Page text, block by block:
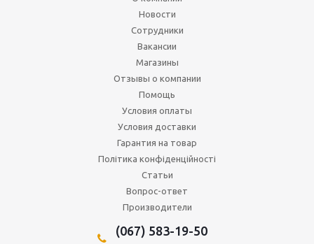
Новости
Сотрудники
Вакансии
Магазины
Отзывы о компании
Помощь
Условия оплаты
Условия доставки
Гарантия на товар
Політика конфіденційності
Статьи
Вопрос-ответ
Производители
(067) 583-19-50